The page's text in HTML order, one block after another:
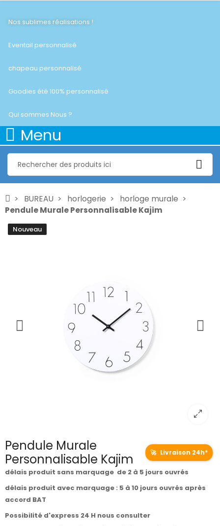
Nos sublimes réalisations !
Eventail personnalisé
chapeau personnalisé
Goodies été 100% personnalisé
Qui sommes Nous ?
Menu
BUREAU horlogerie
horloge murale
Pendule Murale Personnalisable Kajim
Nouveau
Pendule Murale
Personnalisable Kajim
🚀 Livraison 24h*
délais produit sans marquage de 2 à 5 jours ouvrés
délais produit avec marquage : 5 à 10 jours ouvrés après
accord BAT
Possibilité d'express 24 H nous consulter